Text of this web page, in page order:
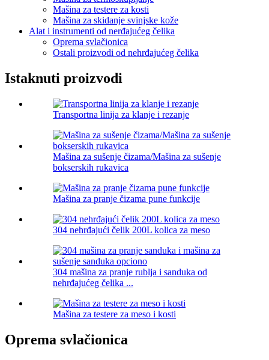
Mašina za testere za kosti
Mašina za skidanje svinjske kože
Alat i instrumenti od nerđajućeg čelika
Oprema svlačionica
Ostali proizvodi od nehrđajućeg čelika
Istaknuti proizvodi
Transportna linija za klanje i rezanje
Mašina za sušenje čizama/Mašina za sušenje
bokserskih rukavica
Mašina za pranje čizama pune funkcije
304 nehrđajući čelik 200L kolica za meso
304 mašina za pranje rublja i sanduka od
nehrđajućeg čelika ...
Mašina za testere za meso i kosti
Oprema svlačionica